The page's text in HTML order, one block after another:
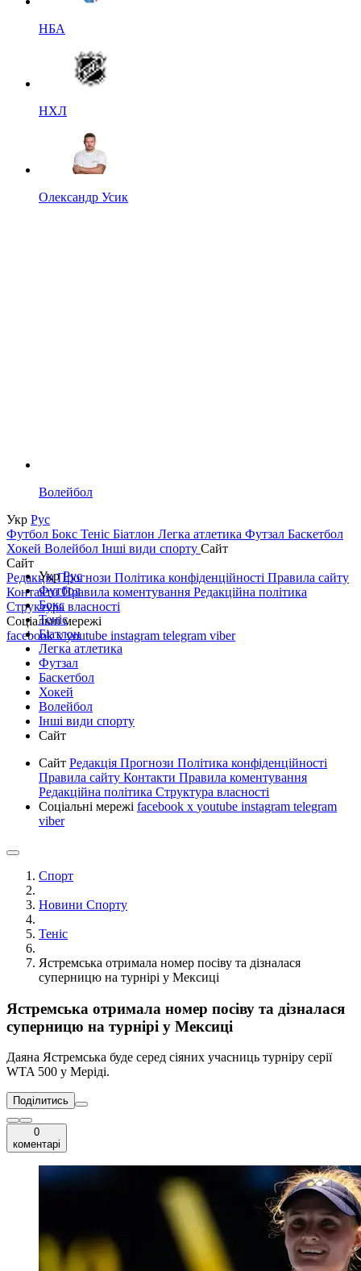
НБА
НХЛ
Олександр Усик
Волейбол
Укр Рус
Футбол Бокс Теніс Біатлон Легка атлетика Футзал Баскетбол
Хокей Волейбол Інші види спорту Сайт
Сайт
РедакціяПрогнози Політика конфіденційності Правила сайту
КонтактиПравила коментування Редакційна політика
Структура власності
Соціальні мережі
facebookxyoutube instagram telegram viber
УкрРус
Футбол
Бокс
Теніс
Біатлон
Легка атлетика
Футзал
Баскетбол
Хокей
Волейбол
Інші види спорту
Сайт
Сайт Редакція Прогнози Політика конфіденційності
Правила сайту Контакти Правила коментування
Редакційна політика Структура власності
Соціальні мережі facebook x youtube instagram telegram
viber
Спорт
Новини Спорту
Теніс
Ястремська отримала номер посіву та дізналася
суперницю на турнірі у Мексиці
Ястремська отримала номер посіву та дізналася
суперницю на турнірі у Мексиці
Даяна Ястремська буде серед сіяних учасниць турніру серії
WTA 500 у Меріді.
Поділитись
0
коментарі